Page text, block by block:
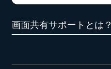
画面共有サポートとは？